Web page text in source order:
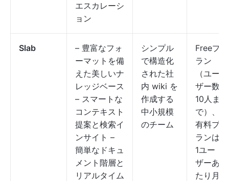
エスカレーシ
ョン
Slab
– 豊富なフォ
ーマットを備
えた美しいナ
レッジベース
– スマートな
コンテキスト
提案と検索イ
ンサイト –
簡単なドキュ
メント階層と
リアルタイム
シンプル
で構造化
された社
内 wiki を
作成する
中小規模
のチーム
Freeプ
ラン
（ユー
ザー数
10人ま
で）、
有料プ
ランは
1ユー
ザーあ
たり月